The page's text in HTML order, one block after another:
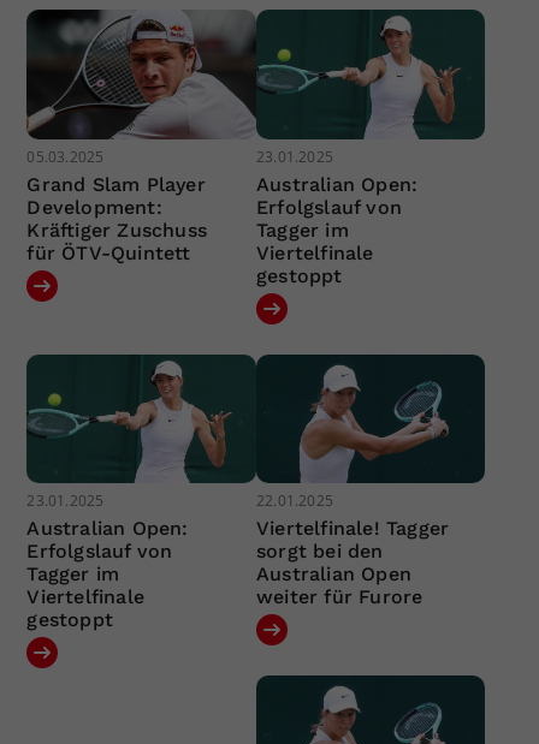
05.03.2025
Grand Slam Player
Development:
Kräftiger Zuschuss
für ÖTV-Quintett
23.01.2025
Australian Open:
Erfolgslauf von
Tagger im
Viertelfinale
gestoppt
23.01.2025
Australian Open:
Erfolgslauf von
Tagger im
Viertelfinale
gestoppt
22.01.2025
Viertelfinale! Tagger
sorgt bei den
Australian Open
weiter für Furore